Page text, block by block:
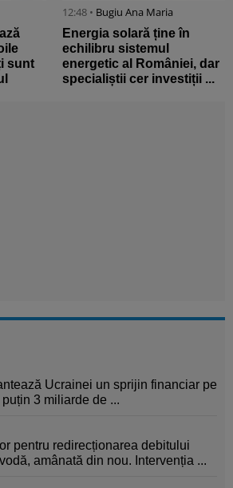
sunt
12:48 • Bugiu ⁠Ana Maria
Energia solară ține în
echilibru sistemul
energetic al României, dar
specialiștii cer investiții ...
Ucrainei un sprijin financiar pe
3 miliarde de ...
pentru redirecționarea debitului
amânată din nou. Intervenția ...